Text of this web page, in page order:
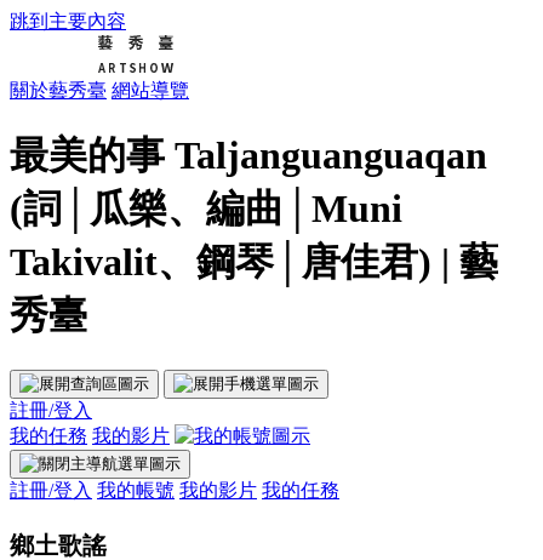
跳到主要內容
關於藝秀臺 網站導覽
最美的事 Taljanguanguaqan
(詞│瓜樂、編曲│Muni
Takivalit、鋼琴│唐佳君) | 藝
秀臺
註冊/登入
我的任務 我的影片
註冊/登入 我的帳號 我的影片 我的任務
鄉土歌謠